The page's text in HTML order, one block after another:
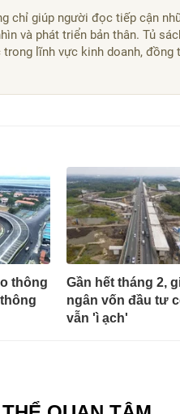
chỉ giúp người đọc tiếp cận
và phát triển bản thân. Tủ
trong lĩnh vực kinh doanh,
thông
Gần hết tháng 2,
ngân vốn đầu tư
vẫn 'ì ạch'